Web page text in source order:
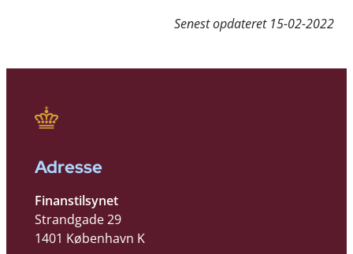
Senest opdateret 15-02-2022
Adresse
Finanstilsynet
Strandgade 29
1401 København K